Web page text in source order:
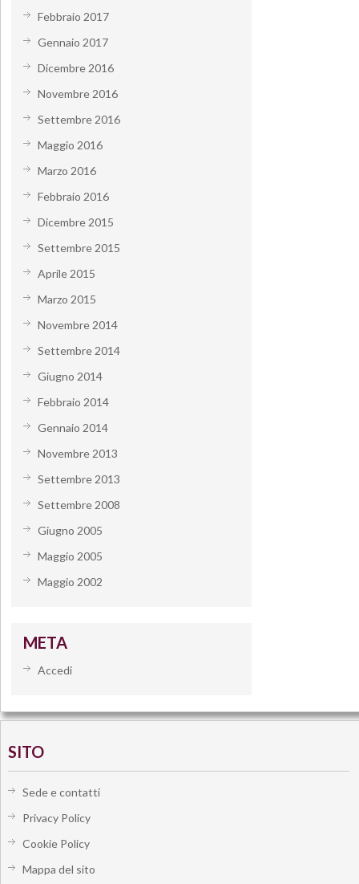
Febbraio 2017
Gennaio 2017
Dicembre 2016
Novembre 2016
Settembre 2016
Maggio 2016
Marzo 2016
Febbraio 2016
Dicembre 2015
Settembre 2015
Aprile 2015
Marzo 2015
Novembre 2014
Settembre 2014
Giugno 2014
Febbraio 2014
Gennaio 2014
Novembre 2013
Settembre 2013
Settembre 2008
Giugno 2005
Maggio 2005
Maggio 2002
META
Accedi
SITO
Sede e contatti
Privacy Policy
Cookie Policy
Mappa del sito